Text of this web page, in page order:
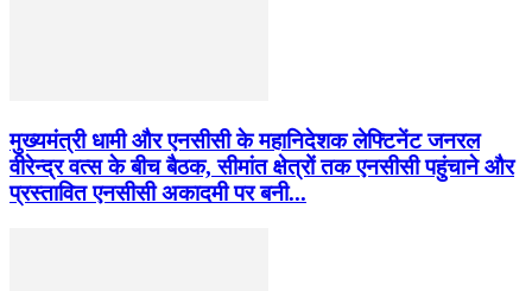
मुख्यमंत्री धामी और एनसीसी के महानिदेशक लेफ्टिनेंट जनरल
वीरेन्द्र वत्स के बीच बैठक, सीमांत क्षेत्रों तक एनसीसी पहुंचाने और
प्रस्तावित एनसीसी अकादमी पर बनी...